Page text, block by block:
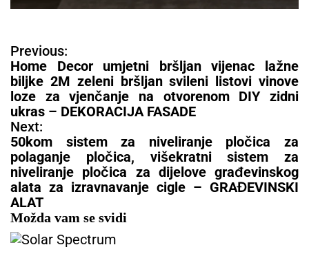
N
a
v
i
g
a
c
i
j
a
č
l
a
n
Previous:
Home Decor umjetni bršljan vijenac lažne
biljke 2M zeleni bršljan svileni listovi vinove
loze za vjenčanje na otvorenom DIY zidni
ukras – DEKORACIJA FASADE
Next:
50kom sistem za niveliranje pločica za
polaganje pločica, višekratni sistem za
niveliranje pločica za dijelove građevinskog
alata za izravnavanje cigle – GRAĐEVINSKI
ALAT
Možda vam se svidi